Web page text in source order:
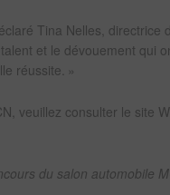
Tina Nelles, directrice
et le dévouement qui
réussite. »
veuillez consulter le site
du salon automobile